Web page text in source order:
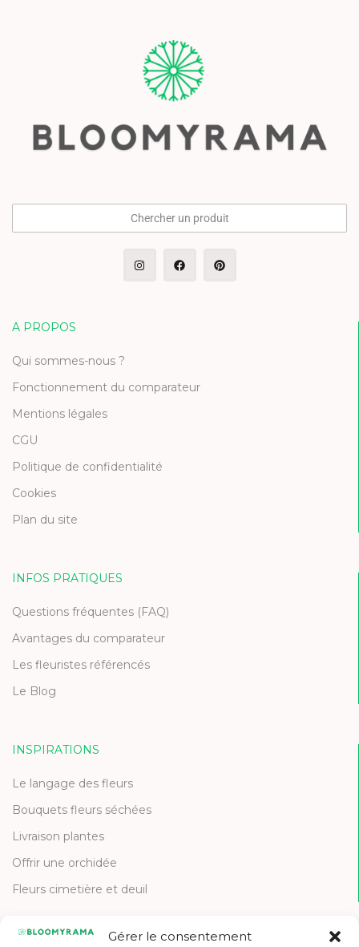
Gérer le consentement
Chercher un produit
A PROPOS
Qui sommes-nous ?
Fonctionnement du comparateur
Mentions légales
CGU
Politique de confidentialité
Cookies
Plan du site
INFOS PRATIQUES
Questions fréquentes (FAQ)
Avantages du comparateur
Les fleuristes référencés
Le Blog
INSPIRATIONS
Le langage des fleurs
Bouquets fleurs séchées
Livraison plantes
Offrir une orchidée
Fleurs cimetière et deuil